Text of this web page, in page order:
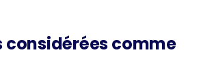
considérées comme